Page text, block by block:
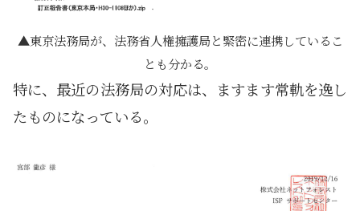
東京法務局が、法務省人権擁護局と緊密に連携しているこ
とも分かる。
特に、最近の法務局の対応は、ますます常軌を逸し
たものになっている。